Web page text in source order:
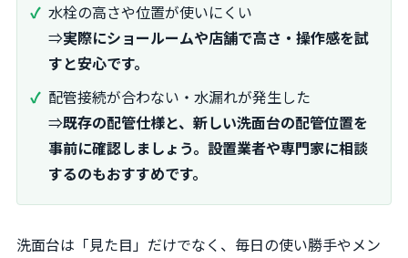
水栓の高さや位置が使いにくい
⇒実際にショールームや店舗で高さ・操作感を試
すと安心です。
配管接続が合わない・水漏れが発生した
⇒既存の配管仕様と、新しい洗面台の配管位置を
事前に確認しましょう。設置業者や専門家に相談
するのもおすすめです。
洗面台は「見た目」だけでなく、毎日の使い勝手やメン